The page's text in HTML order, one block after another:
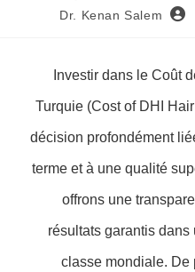
Dr. Kenan Salem
Investir dans le Coût
Turquie (Cost of DHI
décision profondément
terme et à une qualité
offrons une
résultats garantis
classe mondiale. De